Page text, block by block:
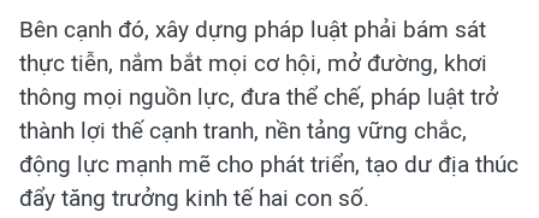
Bên cạnh đó, xây dựng pháp luật phải bám sát
thực tiễn, nắm bắt mọi cơ hội, mở đường, khơi
thông mọi nguồn lực, đưa thể chế, pháp luật trở
thành lợi thế cạnh tranh, nền tảng vững chắc,
động lực mạnh mẽ cho phát triển, tạo dư địa thúc
đẩy tăng trưởng kinh tế hai con số.